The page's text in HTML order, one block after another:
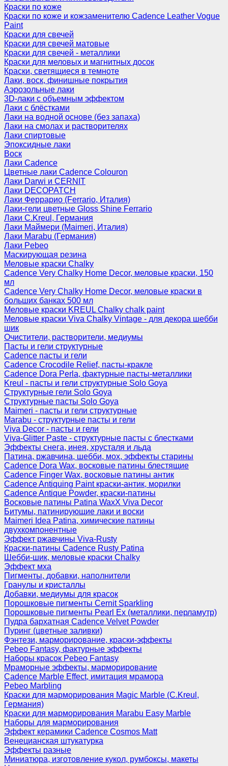
Краски по коже
Краски по коже и кожзаменителю Cadence Leather Vogue
Paint
Краски для свечей
Краски для свечей матовые
Краски для свечей - металлики
Краски для меловых и магнитных досок
Краски, светящиеся в темноте
Лаки, воск, финишные покрытия
Аэрозольные лаки
3D-лаки с объемным эффектом
Лаки с блёстками
Лаки на водной основе (без запаха)
Лаки на смолах и растворителях
Лаки спиртовые
Эпоксидные лаки
Воск
Лаки Cadence
Цветные лаки Cadence Colouron
Лаки Darwi и CERNIT
Лаки DECOPATCH
Лаки Феррарио (Ferrario, Италия)
Лаки-гели цветные Gloss Shine Ferrario
Лаки C.Kreul, Германия
Лаки Маймери (Maimeri, Италия)
Лаки Marabu (Германия)
Лаки Pebeo
Маскирующая резина
Меловые краски Chalky
Cadence Very Chalky Home Decor, меловые краски, 150
мл
Cadence Very Chalky Home Decor, меловые краски в
больших банках 500 мл
Меловые краски KREUL Chalky chalk paint
Меловые краски Viva Chalky Vintage - для декора шебби
шик
Очистители, растворители, медиумы
Пасты и гели структурные
Cadence пасты и гели
Cadence Crocodile Relief, пасты-кракле
Cadence Dora Perla, фактурные пасты-металлики
Kreul - пасты и гели структурные Solo Goya
Структурные гели Solo Goya
Структурные пасты Solo Goya
Maimeri - пасты и гели структурные
Marabu - структурные пасты и гели
Viva Decor - пасты и гели
Viva-Glitter Paste - структурные пасты с блестками
Эффекты снега, инея, хрусталя и льда
Патина, ржавчина, шебби, мох, эффекты старины
Cadence Dora Wax, восковые патины блестящие
Cadence Finger Wax, восковые патины антик
Сadence Antiquing Paint краски-антик, морилки
Cadence Antique Powder, краски-патины
Восковые патины Patina WaxX Viva Decor
Битумы, патинирующие лаки и воски
Maimeri Idea Patina, химические патины
двухкомпонентные
Эффект ржавчины Viva-Rusty
Краски-патины Cadence Rusty Patina
Шебби-шик, меловые краски Chalky
Эффект мха
Пигменты, добавки, наполнители
Гранулы и кристаллы
Добавки, медиумы для красок
Порошковые пигменты Cernit Sparkling
Порошковые пигменты Pearl Ex (металлики, перламутр)
Пудра бархатная Cadence Velvet Powder
Пуринг (цветные заливки)
Фэнтези, марморирование, краски-эффекты
Pebeo Fantasy, фактурные эффекты
Наборы красок Pebeo Fantasy
Мраморные эффекты, марморирование
Cadence Marble Effect, имитация мрамора
Pebeo Marbling
Краски для марморирования Magic Marble (C.Kreul,
Германия)
Краски для марморирования Marabu Easy Marble
Наборы для марморирования
Эффект керамики Cadence Cosmos Matt
Венецианская штукатурка
Эффекты разные
Миниатюра, изготовление кукол, румбоксы, макеты